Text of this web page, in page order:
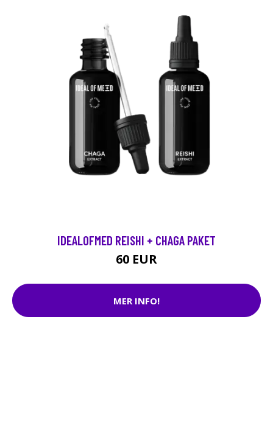
IDEALOFMED REISHI + CHAGA PAKET
60 EUR
MER INFO!